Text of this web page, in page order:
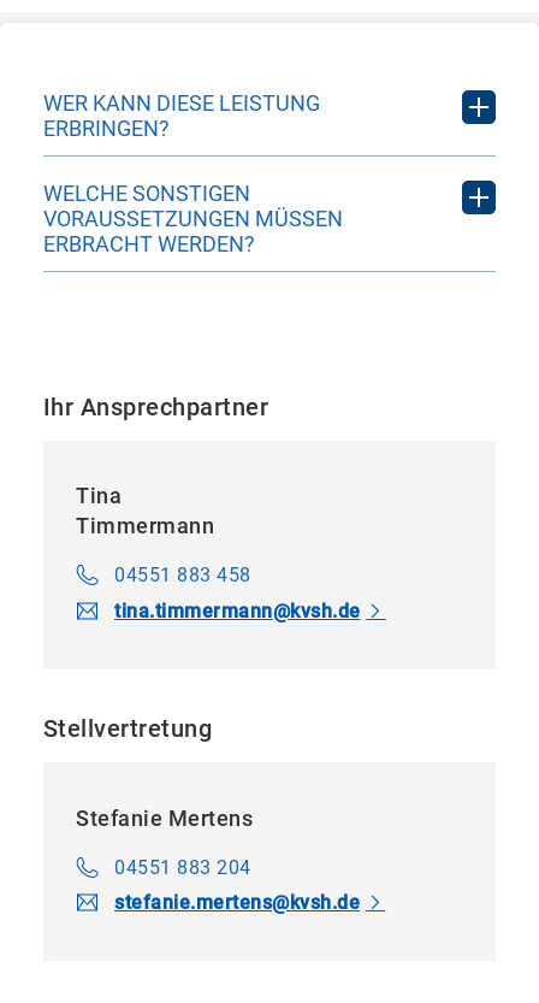
WER KANN DIESE LEISTUNG
ERBRINGEN?
Geburtshilfe
WELCHE SONSTIGEN
VORAUSSETZUNGEN MÜSSEN
ERBRACHT WERDEN?
den §§ 135 Abs. 2, 135a, 136a, 137 SGB V
sowie die Anforderungen der Richtlinien der
Ihr Ansprechpartner
Tina
Timmermann
04551 883 458
tina.​timmermann​@kvsh.de
Stellvertretung
Stefanie Mertens
04551 883 204
stefanie.​mertens​@kvsh.de